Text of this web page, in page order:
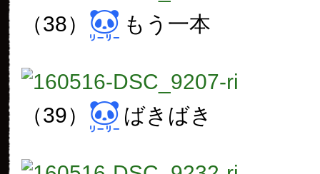
（38） もう一本
（39） ばきばき